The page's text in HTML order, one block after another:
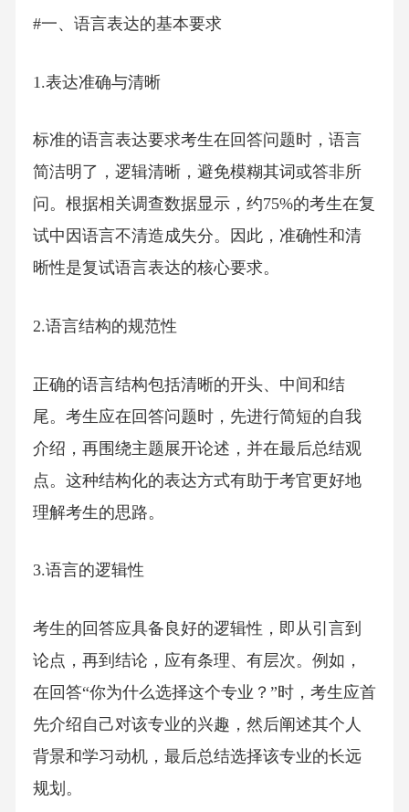
#一、语言表达的基本要求
1.表达准确与清晰
标准的语言表达要求考生在回答问题时，语言
简洁明了，逻辑清晰，避免模糊其词或答非所
问。根据相关调查数据显示，约75%的考生在复
试中因语言不清造成失分。因此，准确性和清
晰性是复试语言表达的核心要求。
2.语言结构的规范性
正确的语言结构包括清晰的开头、中间和结
尾。考生应在回答问题时，先进行简短的自我
介绍，再围绕主题展开论述，并在最后总结观
点。这种结构化的表达方式有助于考官更好地
理解考生的思路。
3.语言的逻辑性
考生的回答应具备良好的逻辑性，即从引言到
论点，再到结论，应有条理、有层次。例如，
在回答“你为什么选择这个专业？”时，考生应首
先介绍自己对该专业的兴趣，然后阐述其个人
背景和学习动机，最后总结选择该专业的长远
规划。